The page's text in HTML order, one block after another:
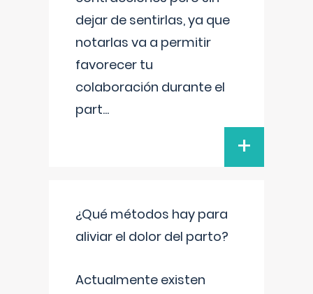
dejar de sentirlas, ya que
notarlas va a permitir
favorecer tu
colaboración durante el
part...
+
¿Qué métodos hay para
aliviar el dolor del parto?
Actualmente existen